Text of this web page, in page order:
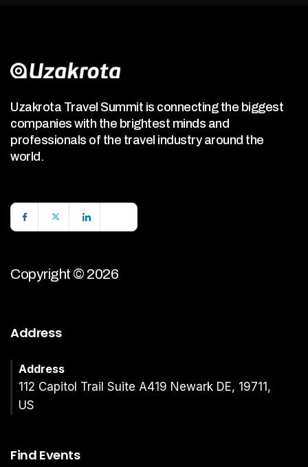
Uzakrota Travel Summit is connecting the biggest
companies with the brightest minds and
professionals of the travel industry around the
world.
Copyright © 2026
Address
Address
112 Capitol Trail Suite A419 Newark DE, 19711,
US
Find Events